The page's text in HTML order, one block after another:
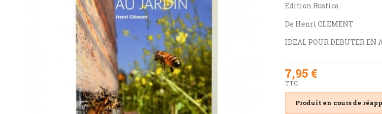
Edition Rustica
De Henri CLEMENT
IDEAL POUR DEBUTER EN
7,95 €
TTC
Produit en cours de